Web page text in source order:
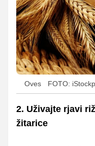
Oves FOTO:
2. Uživajte rjavi
žitarice